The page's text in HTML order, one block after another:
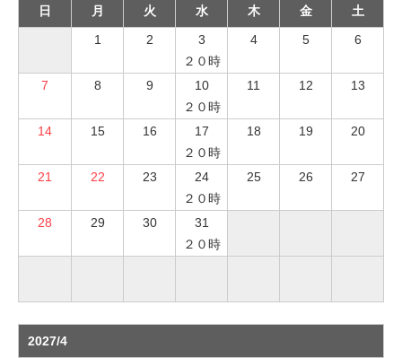
日 月 火 水 木 金
土
1
2
3
２０時
4 5 6
7 8 9
10
２０時
11 12 13
14 15 16
17
２０時
18 19 20
21 22 23
24
２０時
25 26 27
28 29 30
31
２０時
2027/4